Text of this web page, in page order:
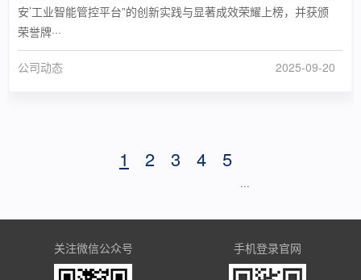
安’工业智能管控平台”的创新实践与显著成效荣耀上榜，并获颁
荣誉牌···
公司动态 2025-09-20
1 2 3 4 5
···
关注微信公众号 手机登录官网